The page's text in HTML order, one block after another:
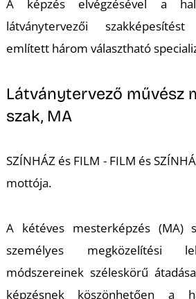
A képzés elvégzésével a
látványtervezői
említett három választható
Látványtervező művész
szak, MA
SZÍNHÁZ és FILM - FILM és
mottója.
A kétéves mesterképzés (MA)
személyes megközelítési
módszereinek széleskörű
képzésnek köszönhetően a